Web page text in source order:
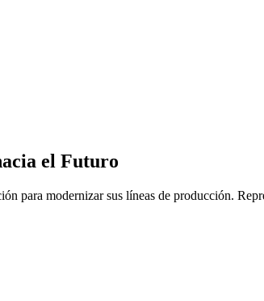
el Futuro
para modernizar sus líneas de producción.